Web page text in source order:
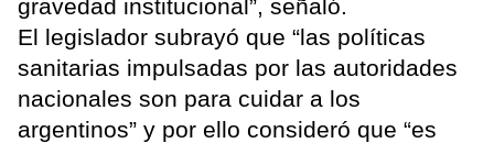
gravedad institucional”, señaló.
El legislador subrayó que “las políticas
sanitarias impulsadas por las autoridades
nacionales son para cuidar a los
argentinos” y por ello consideró que “es